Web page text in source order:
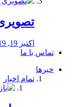
️تصویری
اکتبر 19, 2019
تماس با ما
خبرها
تمام اخبار